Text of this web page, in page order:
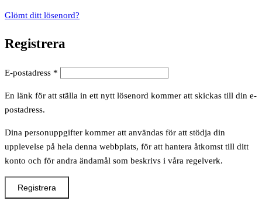
Glömt ditt lösenord?
Registrera
E-postadress *
En länk för att ställa in ett nytt lösenord kommer att skickas till din e-
postadress.
Dina personuppgifter kommer att användas för att stödja din
upplevelse på hela denna webbplats, för att hantera åtkomst till ditt
konto och för andra ändamål som beskrivs i våra regelverk.
Registrera